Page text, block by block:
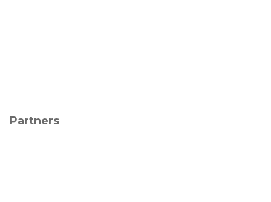
Partners